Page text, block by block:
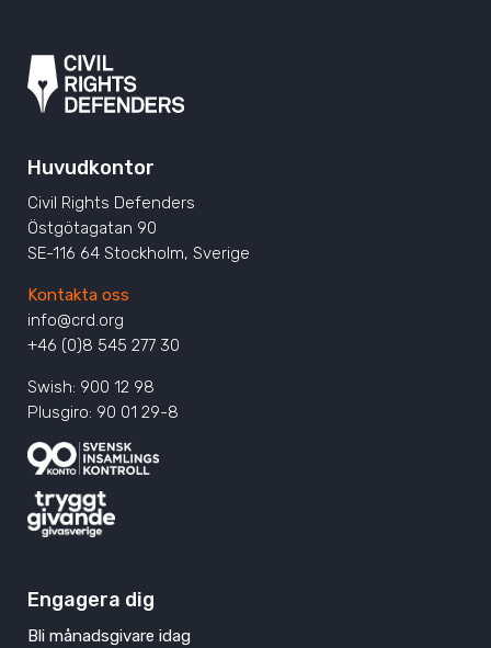
Huvudkontor
Civil Rights Defenders
Östgötagatan 90
SE-116 64 Stockholm, Sverige
Kontakta oss
info@crd.org
+46 (0)8 545 277 30
Swish: 900 12 98
Plusgiro: 90 01 29-8
Engagera dig
Bli månadsgivare idag